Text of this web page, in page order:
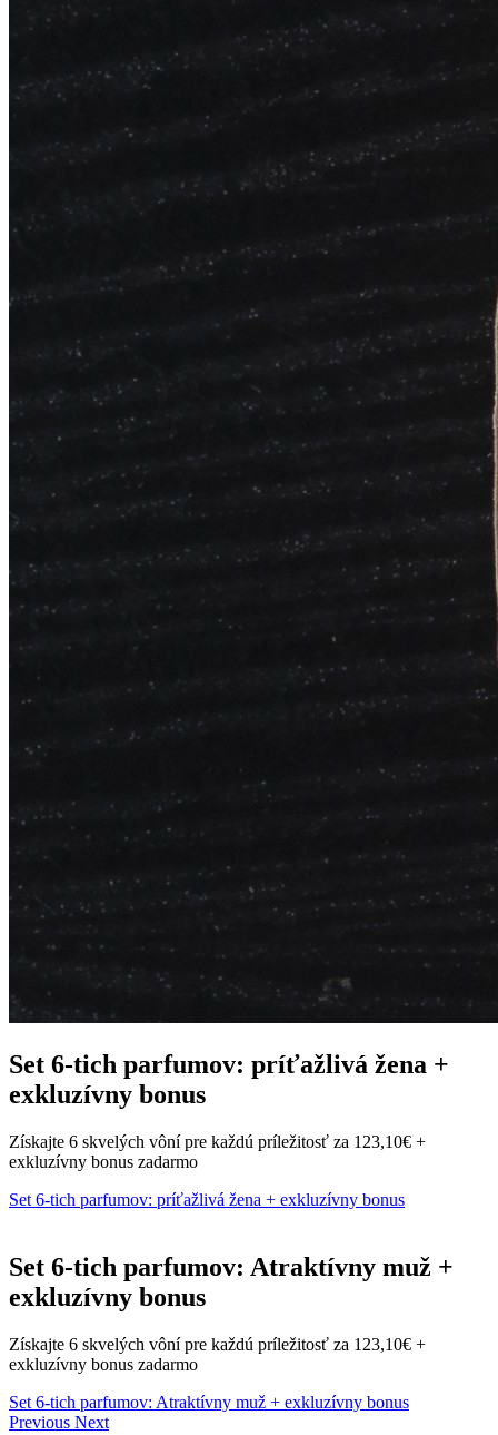
Set 6-tich parfumov: príťažlivá žena +
exkluzívny bonus
Získajte 6 skvelých vôní pre každú príležitosť za 123,10€ +
exkluzívny bonus zadarmo
Set 6-tich parfumov: príťažlivá žena + exkluzívny bonus
Set 6-tich parfumov: Atraktívny muž +
exkluzívny bonus
Získajte 6 skvelých vôní pre každú príležitosť za 123,10€ +
exkluzívny bonus zadarmo
Set 6-tich parfumov: Atraktívny muž + exkluzívny bonus
Previous Next